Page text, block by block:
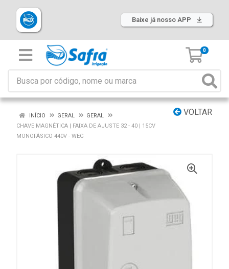
Baixe já nosso APP
0
VOLTAR
INÍCIO GERAL
GERAL
CHAVE MAGNÉTICA | FAIXA DE AJUSTE 32 - 40 | 15CV
MONOFÁSICO 440V - WEG